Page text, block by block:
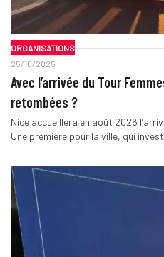
ORGANISATIONS
25/10/2025
Avec l’arrivée du Tour
retombées ?
Nice accueillera en août 2026
Une première pour la ville, qui